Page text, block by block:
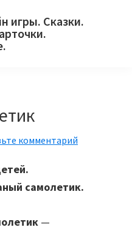
игры. Сказки.
комментарий
самолетик.
—